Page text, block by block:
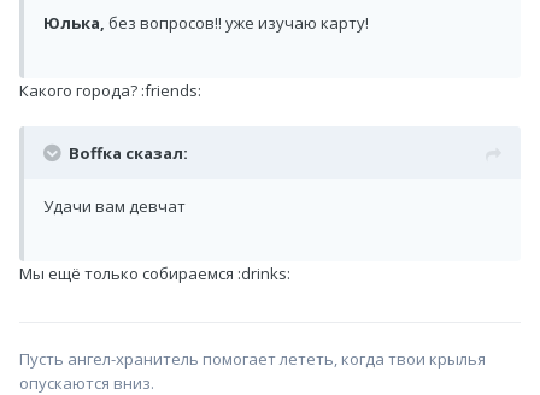
Юлька, без вопросов!! уже изучаю карту!
Какого города? :friends:
Воffка сказал:
Удачи вам девчат
Мы ещё только собираемся :drinks:
Пусть ангел-хранитель помогает лететь, когда твои крылья
опускаются вниз.